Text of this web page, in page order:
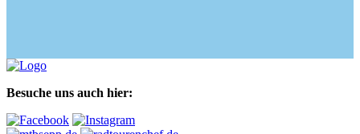
Besuche uns auch hier: